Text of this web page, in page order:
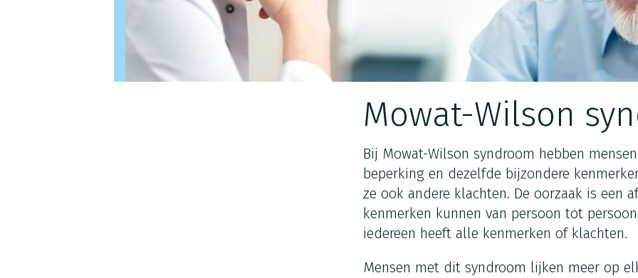
Mowat-Wilson
Bij Mowat-Wilson syndroom hebben
beperking en dezelfde bijzondere
ze ook andere klachten. De oorzaak is een
kenmerken kunnen van persoon tot
iedereen heeft alle kenmerken of klachten.
Mensen met dit syndroom lijken meer op